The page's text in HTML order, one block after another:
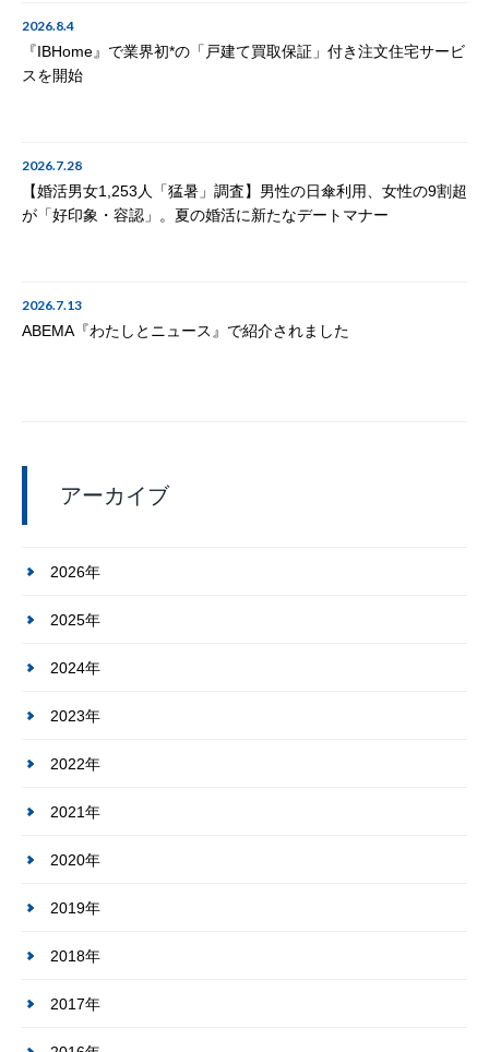
2026.8.4
『IBHome』で業界初*の「戸建て買取保証」付き注文住宅サービ
スを開始
2026.7.28
【婚活男女1,253人「猛暑」調査】男性の日傘利用、女性の9割超
が「好印象・容認」。夏の婚活に新たなデートマナー
2026.7.13
ABEMA『わたしとニュース』で紹介されました
アーカイブ
2026年
2025年
2024年
2023年
2022年
2021年
2020年
2019年
2018年
2017年